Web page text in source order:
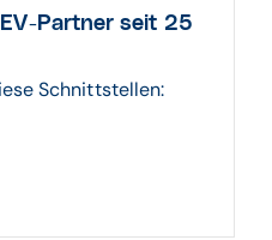
Partner seit 25
Schnittstellen: